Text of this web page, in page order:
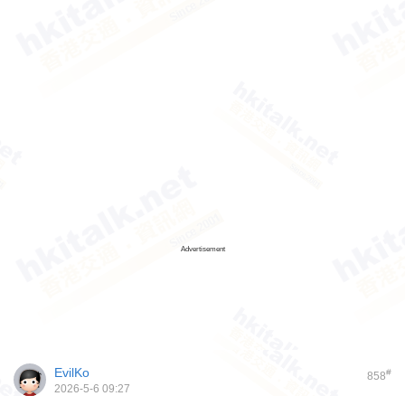
Advertisement
858#
EvilKo
2026-5-6 09:27